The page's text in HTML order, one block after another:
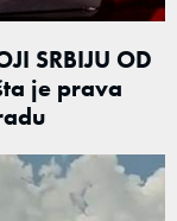
SRBIJU OD
je prava